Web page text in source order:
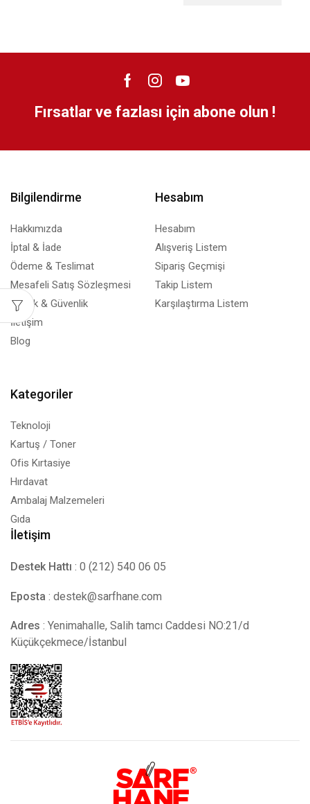
Fırsatlar ve fazlası için abone olun !
Bilgilendirme
Hakkımızda
İptal & İade
Ödeme & Teslimat
Mesafeli Satış Sözleşmesi
Gizlilik & Güvenlik
İletişim
Blog
Hesabım
Hesabım
Alışveriş Listem
Sipariş Geçmişi
Takip Listem
Karşılaştırma Listem
Kategoriler
Teknoloji
Kartuş / Toner
Ofis Kırtasiye
Hırdavat
Ambalaj Malzemeleri
Gıda
İletişim
Destek Hattı : 0 (212) 540 06 05
Eposta : destek@sarfhane.com
Adres : Yenimahalle, Salih tamcı Caddesi NO:21/d
Küçükçekmece/İstanbul